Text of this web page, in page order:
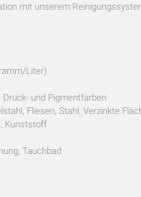
mit unserem
Liter)
und Pigmentfarben
Fliesen, Stahl, Verzinkte
Kunststoff
Tauchbad